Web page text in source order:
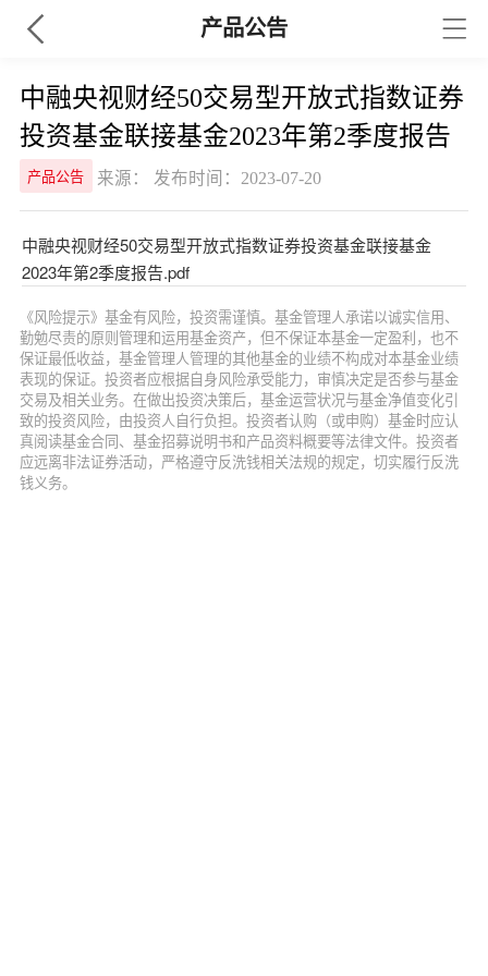
产品公告
中融央视财经50交易型开放式指数证券
投资基金联接基金2023年第2季度报告
产品公告 来源： 发布时间：2023-07-20
中融央视财经50交易型开放式指数证券投资基金联接基金
2023年第2季度报告.pdf
《风险提示》基金有风险，投资需谨慎。基金管理人承诺以诚实信用、
勤勉尽责的原则管理和运用基金资产，但不保证本基金一定盈利，也不
保证最低收益，基金管理人管理的其他基金的业绩不构成对本基金业绩
表现的保证。投资者应根据自身风险承受能力，审慎决定是否参与基金
交易及相关业务。在做出投资决策后，基金运营状况与基金净值变化引
致的投资风险，由投资人自行负担。投资者认购（或申购）基金时应认
真阅读基金合同、基金招募说明书和产品资料概要等法律文件。投资者
应远离非法证券活动，严格遵守反洗钱相关法规的规定，切实履行反洗
钱义务。